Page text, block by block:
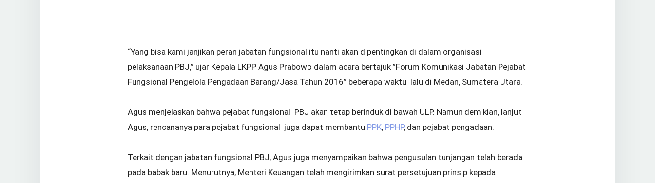
“Yang bisa kami janjikan peran jabatan fungsional itu nanti akan dipentingkan di dalam organisasi
pelaksanaan PBJ,” ujar Kepala LKPP Agus Prabowo dalam acara bertajuk ”Forum Komunikasi Jabatan Pejabat
Fungsional Pengelola Pengadaan Barang/Jasa Tahun 2016” beberapa waktu lalu di Medan, Sumatera Utara.
Agus menjelaskan bahwa pejabat fungsional PBJ akan tetap berinduk di bawah ULP. Namun demikian, lanjut
Agus, rencananya para pejabat fungsional juga dapat membantu PPK, PPHP, dan pejabat pengadaan.
Terkait dengan jabatan fungsional PBJ, Agus juga menyampaikan bahwa pengusulan tunjangan telah berada
pada babak baru. Menurutnya, Menteri Keuangan telah mengirimkan surat persetujuan prinsip kepada